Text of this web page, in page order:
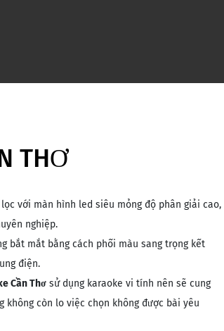
THƠ
với màn hình led siêu mỏng độ phân giải cao,
nghiệp.
bắt mắt bằng cách phối màu sang trọng kết
điện.
Cần Thơ sử dụng karaoke vi tính nên sẽ cung
không còn lo việc chọn không được bài yêu